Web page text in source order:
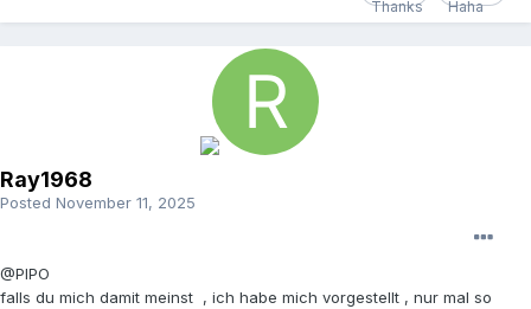
Ray1968
Posted November 11, 2025
@PIPO
falls du mich damit meinst , ich habe mich vorgestellt , nur mal so